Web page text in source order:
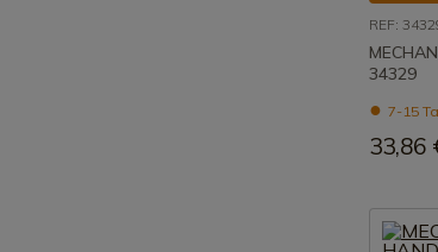
REF:
34329
7-15
33,86